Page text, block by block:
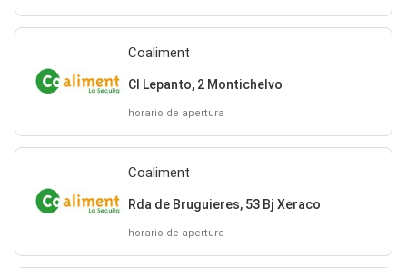
Coaliment
Cl Lepanto, 2 Montichelvo
horario de apertura
Coaliment
Rda de Bruguieres, 53 Bj Xeraco
horario de apertura